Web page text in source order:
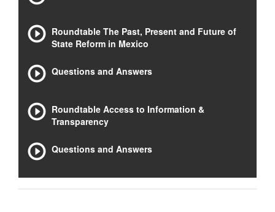
Roundtable The Past, Present and Future of
State Reform in Mexico
Questions and Answers
Roundtable Access to Information &
Transparency
Questions and Answers